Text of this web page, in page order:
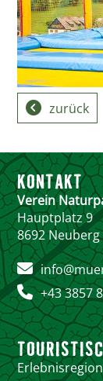
zurück
KONTAKT
Verein
Hauptplatz 9
8692
+43 3857